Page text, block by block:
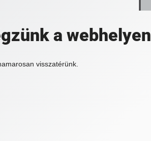
a webhelyen
visszatérünk.